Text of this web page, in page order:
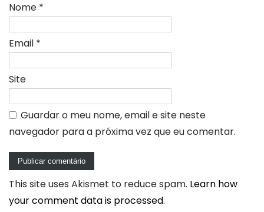
Nome *
Email *
Site
Guardar o meu nome, email e site neste
navegador para a próxima vez que eu comentar.
This site uses Akismet to reduce spam. Learn how
your comment data is processed.